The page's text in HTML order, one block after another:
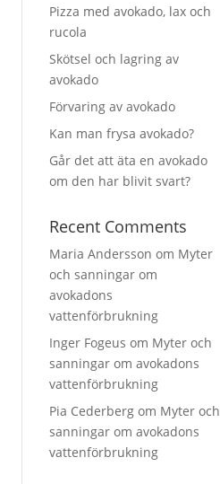
Pizza med avokado, lax och
rucola
Skötsel och lagring av
avokado
Förvaring av avokado
Kan man frysa avokado?
Går det att äta en avokado
om den har blivit svart?
Recent Comments
Maria Andersson om Myter
och sanningar om
avokadons
vattenförbrukning
Inger Fogeus om Myter och
sanningar om avokadons
vattenförbrukning
Pia Cederberg om Myter och
sanningar om avokadons
vattenförbrukning